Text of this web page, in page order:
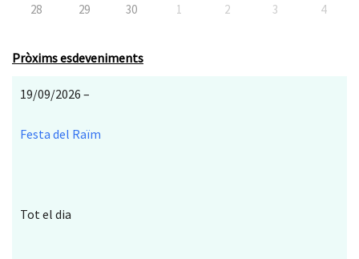
28 29 30 1 2 3 4
Pròxims esdeveniments
19/09/2026 –
Festa del Raïm
Tot el dia